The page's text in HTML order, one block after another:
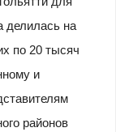
делилась на
по 20 тысяч
и
районов